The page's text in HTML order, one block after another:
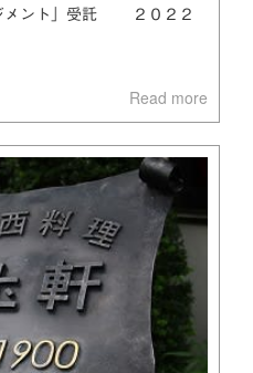
メント」受託 ２０２２
Read more